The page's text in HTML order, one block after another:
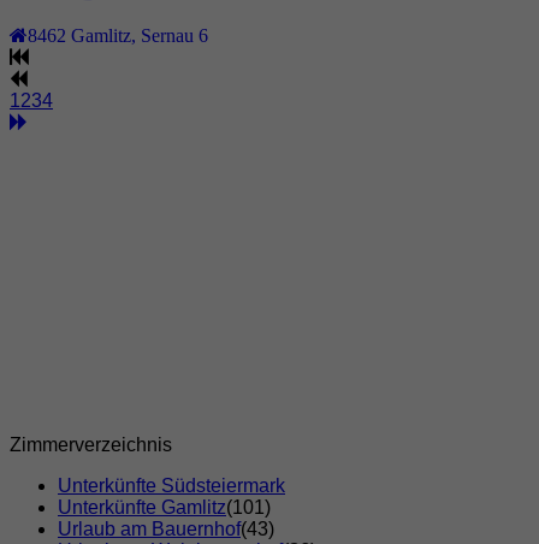
8462 Gamlitz Sernau 6
1 234
Zimmerverzeichnis
Unterkünfte Südsteiermark
Unterkünfte Gamlitz(101)
Urlaub am Bauernhof(43)